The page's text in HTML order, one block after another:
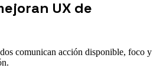
UX de
comunican acción disponible, foco y